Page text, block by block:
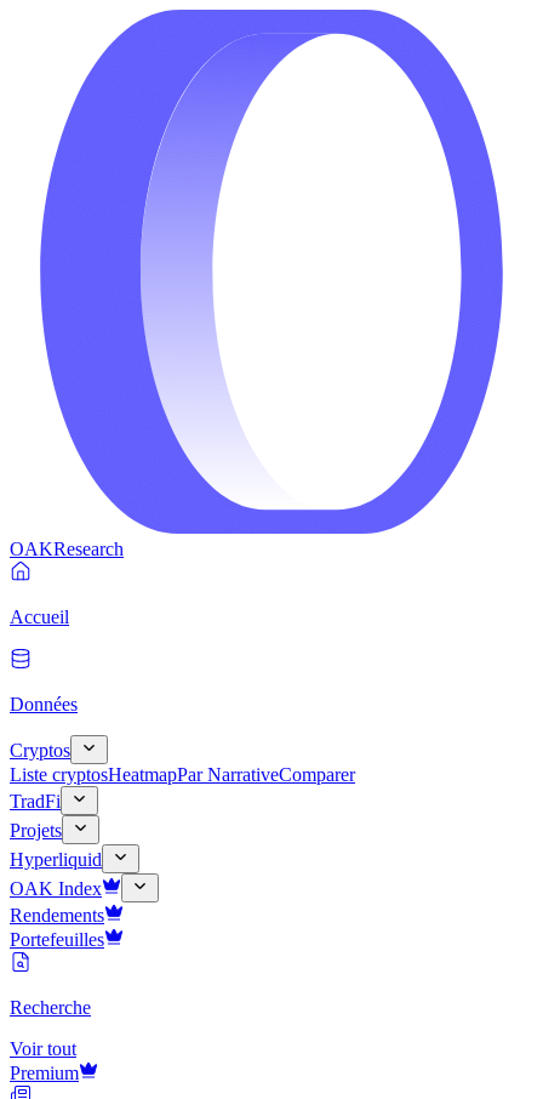
OAKResearch
Accueil
Données
Cryptos
Liste cryptosHeatmapPar NarrativeComparer
TradFi
Projets
Hyperliquid
OAK Index
Rendements
Portefeuilles
Recherche
Voir tout
Premium